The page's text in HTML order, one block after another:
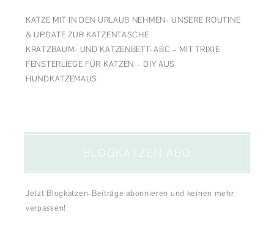
KATZE MIT IN DEN URLAUB NEHMEN- UNSERE ROUTINE
& UPDATE ZUR KATZENTASCHE
KRATZBAUM- UND KATZENBETT-ABC – MIT TRIXIE
FENSTERLIEGE FÜR KATZEN – DIY AUS
HUNDKATZEMAUS
BLOGKATZEN ABO
Jetzt Blogkatzen-Beiträge abonnieren und keinen mehr
verpassen!